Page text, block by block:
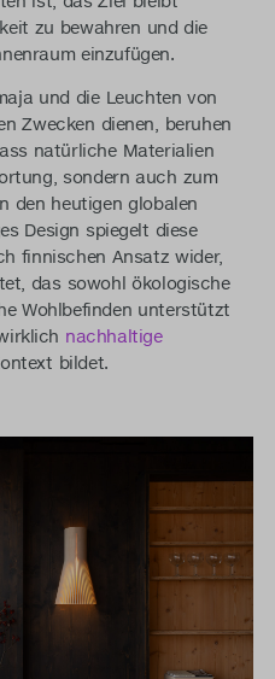
zu bewahren und die
einzufügen.
und die Leuchten von
Zwecken dienen, beruhen
natürliche Materialien
sondern auch zum
den heutigen globalen
Design spiegelt diese
finnischen Ansatz wider,
das sowohl ökologische
Wohlbefinden unterstützt
nachhaltige
bildet.